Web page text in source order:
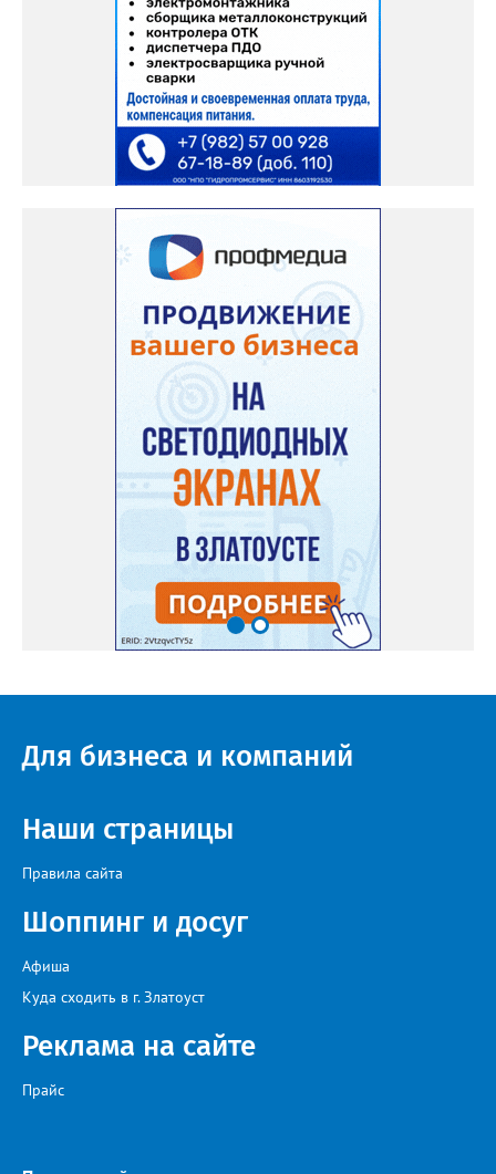
Для бизнеса и компаний
Наши страницы
Правила сайта
Шоппинг и досуг
Афиша
Куда сходить в г. Златоуст
Реклама на сайте
Прайс